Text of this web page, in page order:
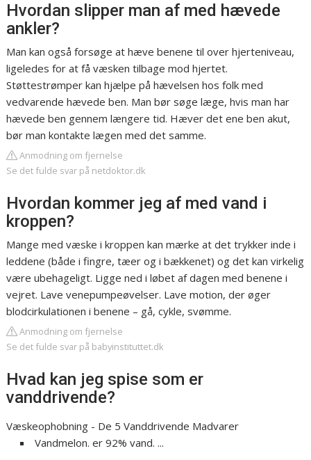
Hvordan slipper man af med hævede
ankler?
Man kan også forsøge at hæve benene til over hjerteniveau,
ligeledes for at få væsken tilbage mod hjertet.
Støttestrømper kan hjælpe på hævelsen hos folk med
vedvarende hævede ben. Man bør søge læge, hvis man har
hævede ben gennem længere tid. Hæver det ene ben akut,
bør man kontakte lægen med det samme.
Anmodning om fjernelse
Se det fulde svar på netdoktor.dk
Hvordan kommer jeg af med vand i
kroppen?
Mange med væske i kroppen kan mærke at det trykker inde i
leddene (både i fingre, tæer og i bækkenet) og det kan virkelig
være ubehageligt. Ligge ned i løbet af dagen med benene i
vejret. Lave venepumpeøvelser. Lave motion, der øger
blodcirkulationen i benene – gå, cykle, svømme.
Anmodning om fjernelse
Se det fulde svar på babyinstituttet.dk
Hvad kan jeg spise som er
vanddrivende?
Væskeophobning - De 5 Vanddrivende Madvarer
Vandmelon. er 92% vand. ...